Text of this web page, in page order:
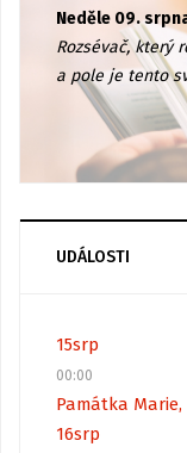
Neděle 09.
Rozsévač, který
a pole je tento
UDÁLOSTI
15srp
00:00
Památka
16srp